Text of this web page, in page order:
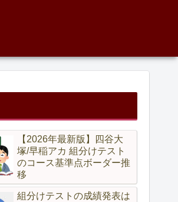
【2026年最新版】四谷大
塚/早稲アカ 組分けテスト
のコース基準点ボーダー推
移
組分けテストの成績発表は